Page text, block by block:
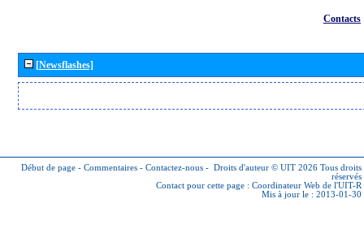
Contacts
[Newsflashes]
Début de page - Commentaires - Contactez-nous - Droits d'auteur © UIT 2026 Tous droits
réservés
Contact pour cette page : Coordinateur Web de l'UIT-R
Mis à jour le : 2013-01-30